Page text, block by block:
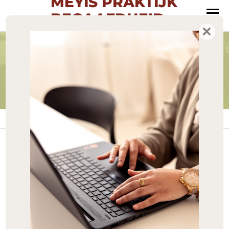
BEGAAFDHEID
In de LINDA!
In de LINDA!
SEP
03
2025
Heb jij het al gezien?
Met trots mag ik delen dat
ik in de LINDA heb
gestaan! Een ontzettend
mooi moment om mijn
werk en passie onder de
×